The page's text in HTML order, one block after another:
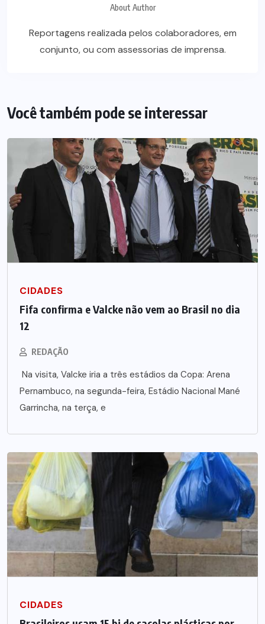
About Author
Reportagens realizada pelos colaboradores, em
conjunto, ou com assessorias de imprensa.
Você também pode se interessar
CIDADES
Fifa confirma e Valcke não vem ao Brasil no dia
12
REDAÇÃO
Na visita, Valcke iria a três estádios da Copa: Arena
Pernambuco, na segunda-feira, Estádio Nacional Mané
Garrincha, na terça, e
CIDADES